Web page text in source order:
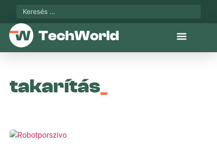
takarítás